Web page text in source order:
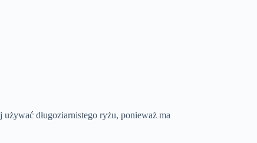
długoziarnistego ryżu, ponieważ ma